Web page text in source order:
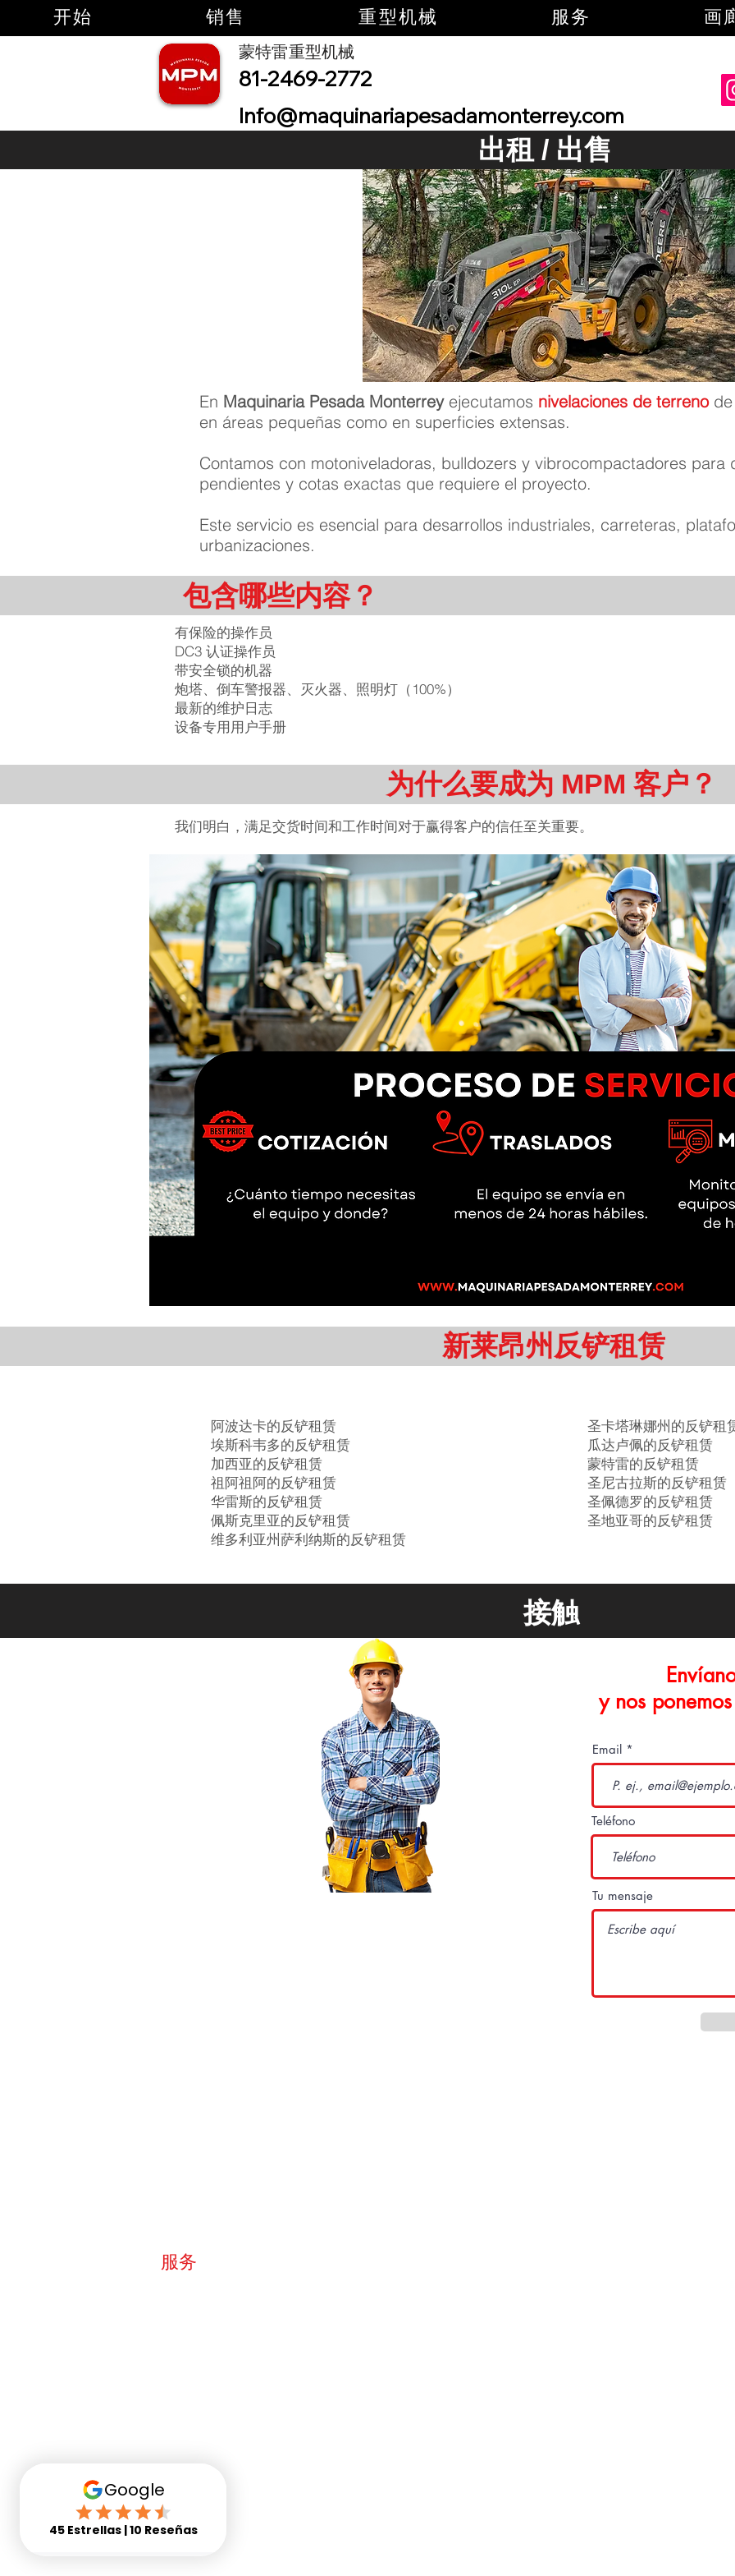
开始 销售 重型机械 服务 画
蒙特雷重型机械
81-2469-2772
Info@maquinariapesadamonterrey.com
出租 / 出售
En Maquinaria Pesada Monterreyejecutamos nivelaciones de terreno
en áreas pequeñas como en superficies extensas.
Contamos con motoniveladoras, bulldozers y vibrocompactadores para
pendientes y cotas exactas que requiere el proyecto.
Este servicio es esencial para desarrollos industriales, carreteras,
urbanizaciones.
包含哪些内容？
有保险的操作员
DC3 认证操作员
带安全锁的机器
炮塔、倒车警报器、灭火器、照明灯（100%）
最新的维护日志
设备专用用户手册
为什么要成为 MPM 客户？
我们明白，满足交货时间和工作时间对于赢得客户的信任至关重要。
新莱昂州反铲租赁
阿波达卡的反铲租赁
埃斯科韦多的反铲租赁
加西亚的反铲租赁
祖阿祖阿的反铲租赁
华雷斯的反铲租赁
佩斯克里亚的反铲租赁
维多利亚州萨利纳斯的反铲租赁
圣卡塔琳娜州的反铲租
瓜达卢佩的反铲租赁
蒙特雷的反铲租赁
圣尼古拉斯的反铲租赁
圣佩德罗的反铲租赁
圣地亚哥的反铲租赁
接触
y nos
Email
Teléfono
Tu mensaje
服务